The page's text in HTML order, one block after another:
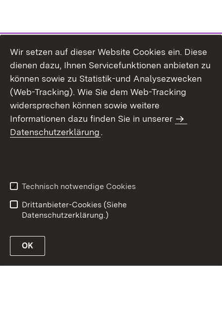
Wir setzen auf dieser Website Cookies ein. Diese
dienen dazu, Ihnen Servicefunktionen anbieten zu
können sowie zu Statistik-und Analysezwecken
(Web-Tracking). Wie Sie dem Web-Tracking
widersprechen können sowie weitere
Informationen dazu finden Sie in unserer
Datenschutzerklärung.
Technisch notwendige Cookies
Drittanbieter-Cookies (Siehe
Datenschutzerklärung.)
OK